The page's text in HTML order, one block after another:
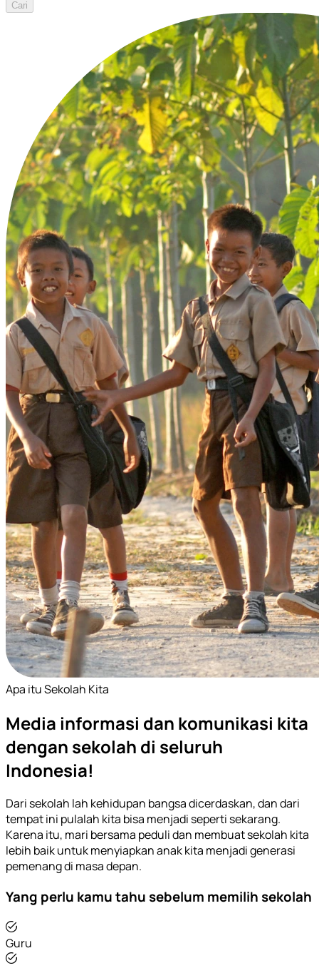
Cari
Apa itu Sekolah Kita
Media informasi dan komunikasi kita
dengan sekolah di seluruh
Indonesia!
Dari sekolah lah kehidupan bangsa dicerdaskan, dan dari
tempat ini pulalah kita bisa menjadi seperti sekarang.
Karena itu, mari bersama peduli dan membuat sekolah kita
lebih baik untuk menyiapkan anak kita menjadi generasi
pemenang di masa depan.
Yang perlu kamu tahu sebelum memilih sekolah
Guru